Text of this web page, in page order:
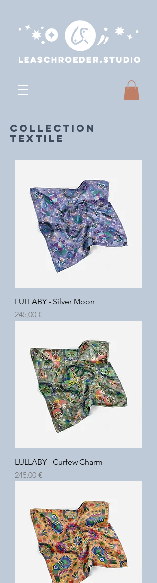
collection
textile
LULLABY - Silver Moon
Prix
245,00 €
LULLABY - Curfew Charm
Prix
245,00 €